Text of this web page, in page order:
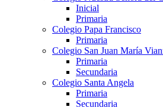
Inicial
Primaria
Colegio Papa Francisco
Primaria
Colegio San Juan María
Primaria
Secundaria
Colegio Santa Angela
Primaria
Secundaria